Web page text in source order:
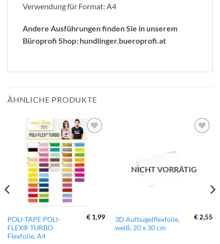
Verwendung für Format: A4
Andere Ausführungen finden Sie in unserem
Büroprofi Shop: hundlinger.bueroprofi.at
ÄHNLICHE PRODUKTE
zur
Wunschliste
hinzufügen
POLI-TAPE POLI-
FLEX® TURBO
Flexfolie, A4
€ 1,99
Dieses
Produkt
weist
NICHT VORRÄTIG
3D Aufbügelflexfolie,
weiß, 20 x 30 cm
€ 2,55